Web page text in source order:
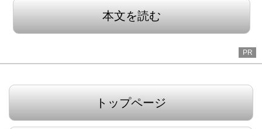
本文を読む
PR
トップページ